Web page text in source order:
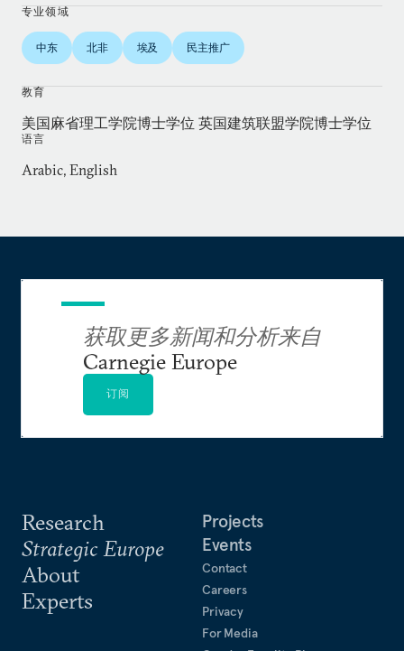
叶海亚曾在国际组织和私营部门担任顾问，进行社
会经济政策分析、发展政策、文化遗产保护、减少
贫困、住房和社区发展等项目提供建议，并为黎巴
嫩、巴基斯坦、阿曼、埃及、约旦、沙特阿拉伯和
伊朗等各国的战后重建项目提供咨询。她曾在多个
咨询委员会任职，包括麻省理工学院泛阿拉伯地区
企业论坛和黎巴嫩政策研究中心。
析》（联合国西亚经济社会委员会，2004年）。她
也合著了《世俗宣传：中东和南亚的国家公众转型
与视觉实践》（密歇根大学出版社，2010年） 与
《春天的承诺：公民和公民参与民主过渡》（联合
国西亚经济社会委员会，2013）。
专业领域
中东 北非 埃及 民主推广
教育
美国麻省理工学院博士学位 英国建筑联盟学院博士学位
语言
Arabic, English
Research
Strategic Europe
About
Experts
Projects
Events
Contact
Careers
Privacy
For Media
获取更多新闻和分析来自
Carnegie Europe
订阅